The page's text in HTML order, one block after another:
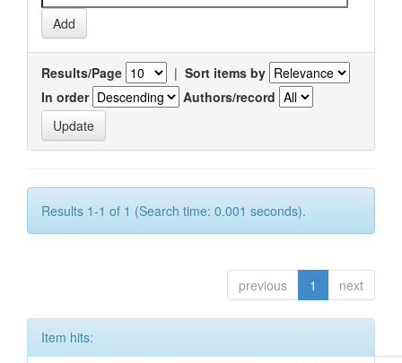
Results/Page | Sort items by
In order
Authors/record
Results 1-1 of 1 (Search time: 0.001 seconds).
previous 1 next
Item hits: